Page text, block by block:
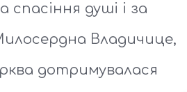
спасіння душі і за
Владичице,
дотримувалася